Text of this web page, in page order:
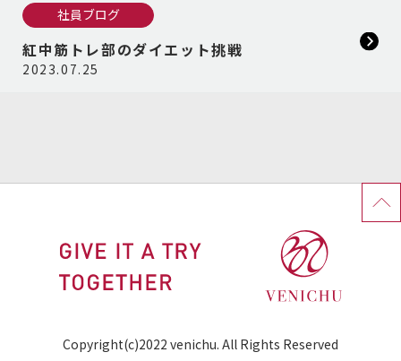
社員ブログ
2023.07.25
紅中筋トレ部のダイエット挑戦
Copyright(c)2022 venichu. All Rights Reserved